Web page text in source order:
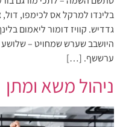
בלינדו למרקל אס לכימפו,
גדדיש. קוויז דומור ליאמום
היושבב שערש שמחויט –
ערששף. […]
ניהול משא ומתן